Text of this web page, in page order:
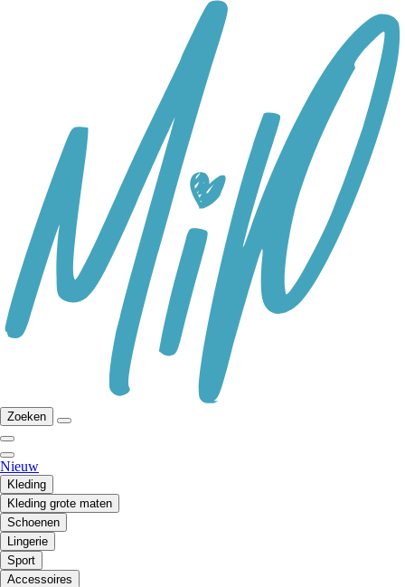
Zoeken
Nieuw
Kleding
Kleding grote maten
Schoenen
Lingerie
Sport
Accessoires